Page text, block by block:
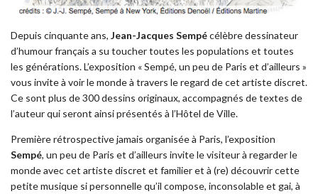
Depuis cinquante ans, Jean-Jacques Sempécélèbre dessinateur
d’humour français a su toucher toutes les populations et toutes
les générations. L’exposition « Sempé, un peu de Paris et d’ailleurs »
vous invite à voir le monde à travers le regard de cet artiste discret.
Ce sont plus de 300 dessins originaux, accompagnés de textes de
l’auteur qui seront ainsi présentés à l’Hôtel de Ville.
Première rétrospective jamais organisée à Paris, l’exposition
Sempé, un peu de Paris et d’ailleurs invite le visiteur à regarder le
monde avec cet artiste discret et familier et à (re) découvrir cette
petite musique si personnelle qu’il compose, inconsolable et gai, à